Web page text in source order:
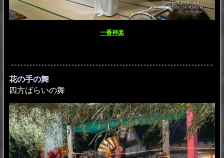
一番神楽
花の手の舞
四方ばらいの舞